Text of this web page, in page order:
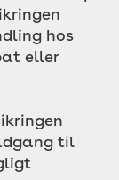
hos
eller
til